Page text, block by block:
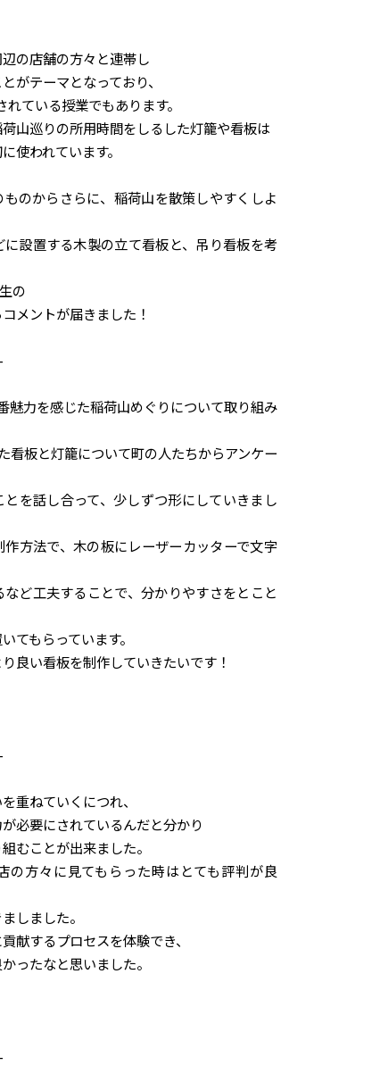
の店舗の方々と連帯し
がテーマとなっており、
ている授業でもあります。
山巡りの所用時間をしるした灯籠や看板は
使われています。
のからさらに、稲荷山を散策しやすくしよ
設置する木製の立て看板と、吊り看板を考
の
メントが届きました！
魅力を感じた稲荷山めぐりについて取り組み
看板と灯籠について町の人たちからアンケー
を話し合って、少しずつ形にしていきまし
方法で、木の板にレーザーカッターで文字
ど工夫することで、分かりやすさをとこと
てもらっています。
良い看板を制作していきたいです！
重ねていくにつれ、
必要にされているんだと分かり
むことが出来ました。
の方々に見てもらった時はとても評判が良
しました。
献するプロセスを体験でき、
ったなと思いました。